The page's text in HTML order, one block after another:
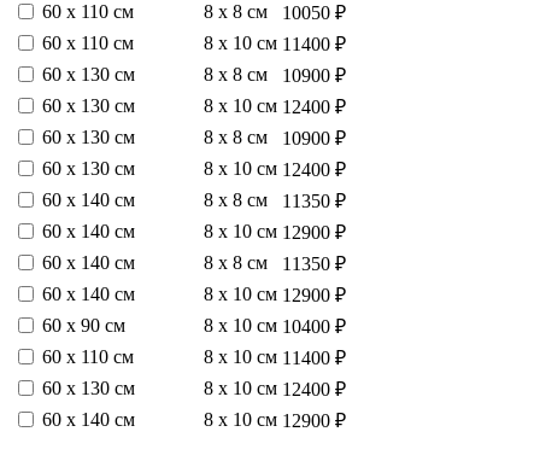
60 х 110 см
8 х 8 см
10050 ₽
60 х 110 см
8 х 10 см 11400 ₽
60 х 130 см
8 х 8 см
10900 ₽
60 х 130 см
8 х 10 см 12400 ₽
60 х 130 см
8 х 8 см
10900 ₽
60 х 130 см
8 х 10 см 12400 ₽
60 х 140 см
8 х 8 см
11350 ₽
60 х 140 см
8 х 10 см 12900 ₽
60 х 140 см
8 х 8 см
11350 ₽
60 х 140 см
8 х 10 см 12900 ₽
60 х 90 см
8 х 10 см 10400 ₽
60 х 110 см
8 х 10 см 11400 ₽
60 х 130 см
8 х 10 см 12400 ₽
60 х 140 см
8 х 10 см 12900 ₽